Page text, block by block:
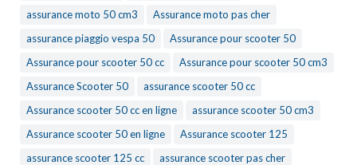
assurance moto 50 cm3
Assurance moto pas cher
assurance piaggio vespa 50
Assurance pour scooter 50
Assurance pour scooter 50 cc
Assurance pour scooter 50 cm3
Assurance Scooter 50
assurance scooter 50 cc
Assurance scooter 50 cc en ligne
assurance scooter 50 cm3
Assurance scooter 50 en ligne
Assurance scooter 125
assurance scooter 125 cc
assurance scooter pas cher